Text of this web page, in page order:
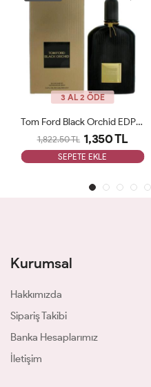
3 AL 2 ÖDE
Tom Ford Black Orchid EDP Parfüm 100ml ARC JLT Unisex
1,822.50 TL 1,350 TL
SEPETE EKLE
Kurumsal
Hakkımızda
Sipariş Takibi
Banka Hesaplarımız
İletişim